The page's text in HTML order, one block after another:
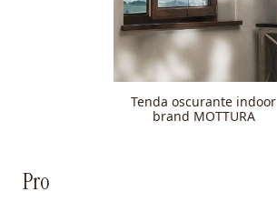
Tenda oscurante indoor
brand MOTTURA
Pro